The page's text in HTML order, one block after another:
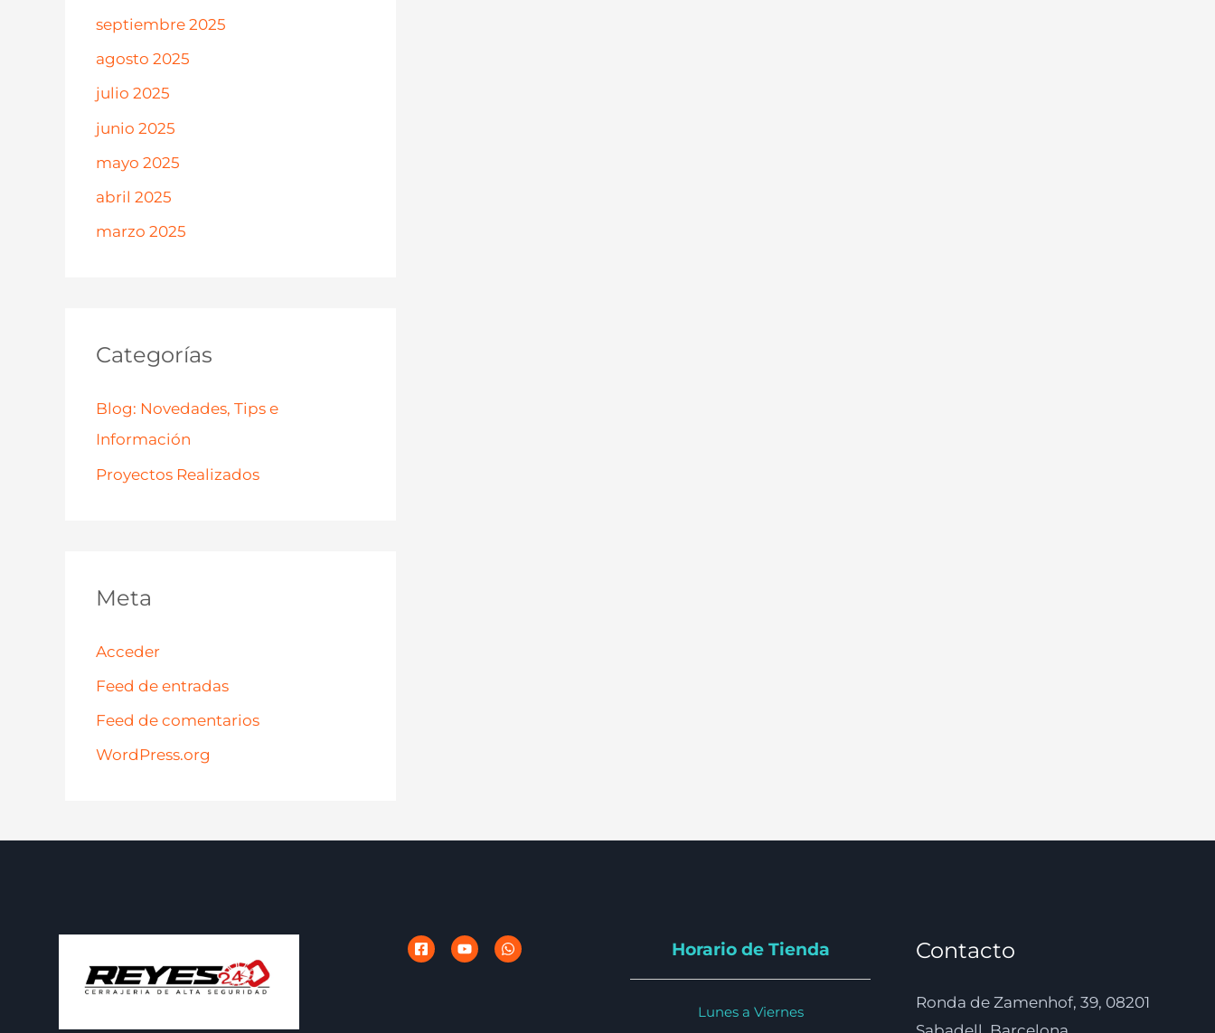
septiembre 2025
agosto 2025
julio 2025
junio 2025
mayo 2025
abril 2025
marzo 2025
Categorías
Blog: Novedades, Tips e
Información
Proyectos Realizados
Meta
Acceder
Feed de entradas
Feed de comentarios
WordPress.org
Horario de Tienda
Lunes a Viernes
Contacto
Ronda de Zamenhof, 39, 08201